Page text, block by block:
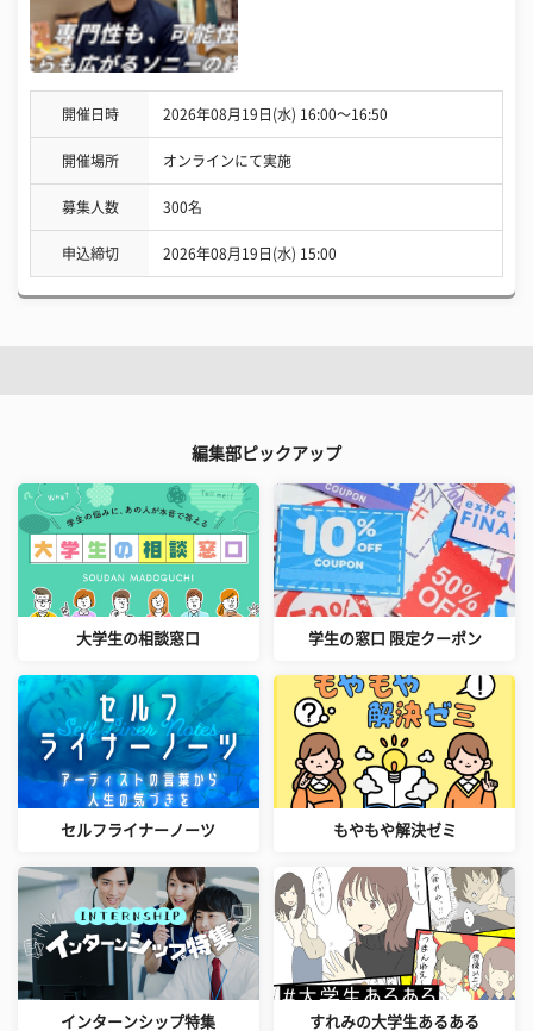
開催日時 2026年08月19日(水) 16:00〜16:50
開催場所 オンラインにて実施
募集人数 300名
申込締切 2026年08月19日(水) 15:00
編集部ピックアップ
大学生の相談窓口 学生の窓口 限定クーポン
セルフライナーノーツ もやもや解決ゼミ
インターンシップ特集 すれみの大学生あるある